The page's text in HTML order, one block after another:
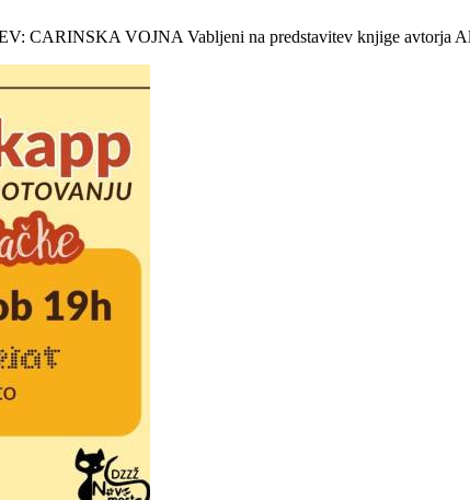
CARINSKA VOJNA Vabljeni na predstavitev knjige avtorja